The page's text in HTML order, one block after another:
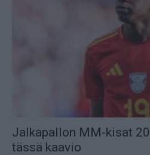
Jalkapallon MM-kisat
tässä kaavio